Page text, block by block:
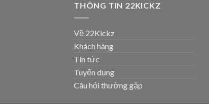
THÔNG TIN 22KICKZ
Về 22Kickz
Khách hàng
Tin tức
Tuyển dụng
Câu hỏi thường gặp